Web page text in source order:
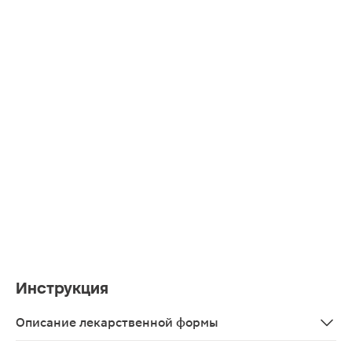
Инструкция
Описание лекарственной формы